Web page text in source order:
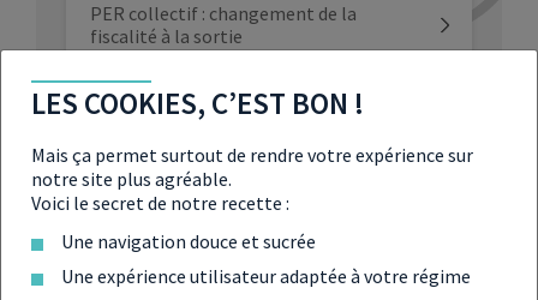
PER collectif : changement de la
fiscalité à la sortie
Nouvel avantage fiscal pour le PER
Vers des PER plus verts ?
LES COOKIES, C’EST BON !
Mais ça permet surtout de rendre votre expérience sur
notre site plus agréable.
Voici le secret de notre recette :
Une navigation douce et sucrée
Une expérience utilisateur adaptée à votre régime